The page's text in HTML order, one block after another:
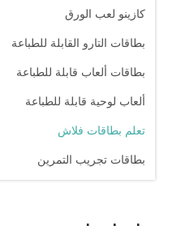
كازينو لعب الورق
بطاقات التارو القابلة للطباعة
بطاقات ألعاب قابلة للطباعة
ألعاب لوحية قابلة للطباعة
تعلم بطاقات فلاش
بطاقات تجريب التمرين